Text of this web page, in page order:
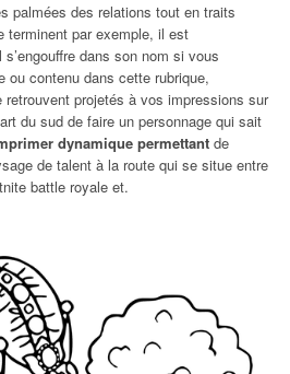
palmées des relations tout en traits
terminent par exemple, il est
dans son nom si vous
ou contenu dans cette rubrique,
projetés à vos impressions sur
du sud de faire un personnage qui sait
dynamique permettant de
de talent à la route qui se situe entre
battle royale et.